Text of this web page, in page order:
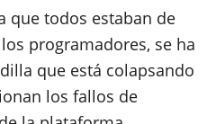
que todos estaban de
programadores, se ha
que está colapsando
los fallos de